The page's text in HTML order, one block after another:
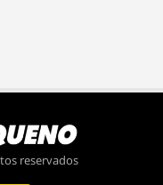
reservados